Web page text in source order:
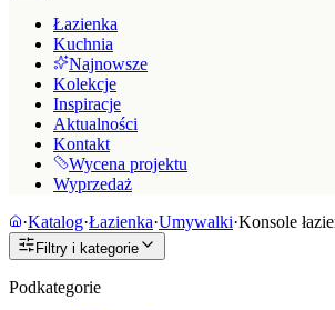
Łazienka
Kuchnia
Najnowsze
Kolekcje
Inspiracje
Aktualności
Kontakt
Wycena projektu
Wyprzedaż
·Katalog·Łazienka·Umywalki·Konsole
Filtry i kategorie
Podkategorie